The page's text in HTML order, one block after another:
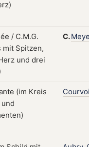
C.